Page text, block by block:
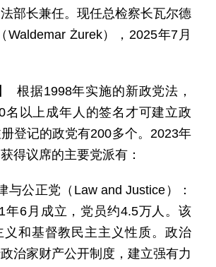
部长兼任。现任总检察长瓦尔德
Waldemar Żurek），2025年7月
根据1998年实施的新政党法，
名以上成年人的签名才可建立政
登记的政党有200多个。2023年
得议席的主要党派有：
与公正党（Law and Justice）：
年6月成立，党员约4.5万人。该
义和基督教民主主义性质。政治
治家财产公开制度，建立强有力